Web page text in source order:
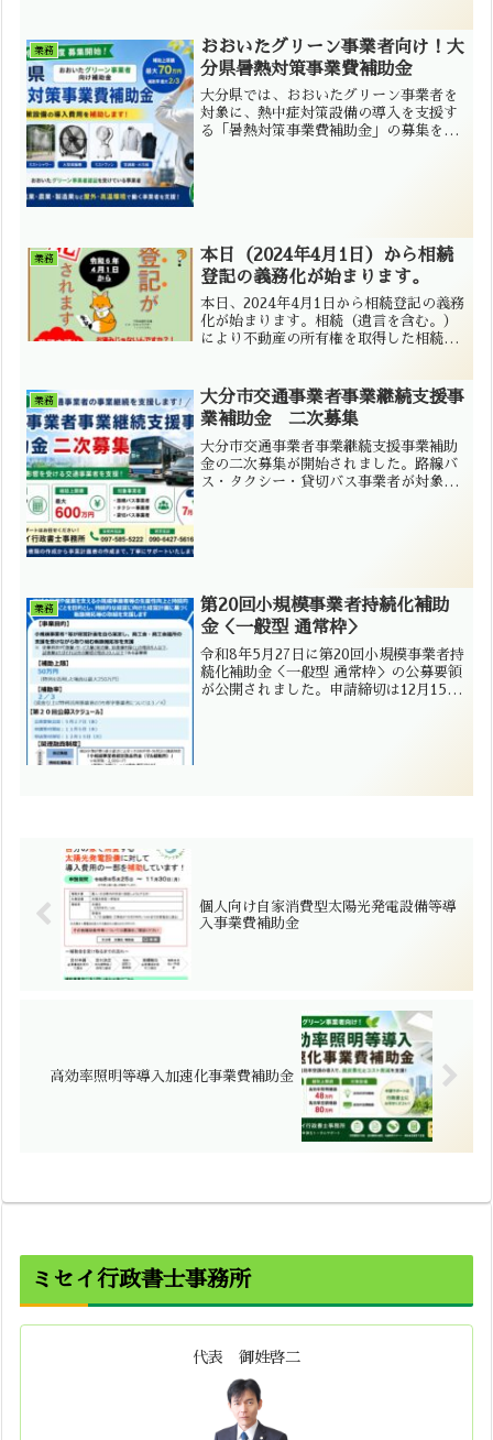
業務
おおいたグリーン事業者向け！大
分県暑熱対策事業費補助金
大分県では、おおいたグリーン事業者を
対象に、熱中症対策設備の導入を支援す
る「暑熱対策事業費補助金」の募集を開
業務
本日（2024年4月1日）から相続
登記の義務化が始まります。
本日、2024年4月1日から相続登記の義務
化が始まります。相続（遺言を含む。）
により不動産の所有権を取得した相続人
取得したことを知った日から３年以内に
相続登記の申請をすることが義務付けら
れました。
業務
大分市交通事業者事業継続支援事
業補助金 二次募集
大分市交通事業者事業継続支援事業補助
金の二次募集が開始されました。路線バ
ス・タクシー・貸切バス事業者が対象
業務
第20回小規模事業者持続化補助
金＜一般型 通常枠＞
令和8年5月27日に第20回小規模事業者持
続化補助金＜一般型 通常枠＞の公募要領
が公開されました。申請締切は12月15
個人向け自家消費型太陽光発電設備等導
入事業費補助金
高効率照明等導入加速化事業費補助金
ミセイ行政書士事務所
代表 御姓啓二